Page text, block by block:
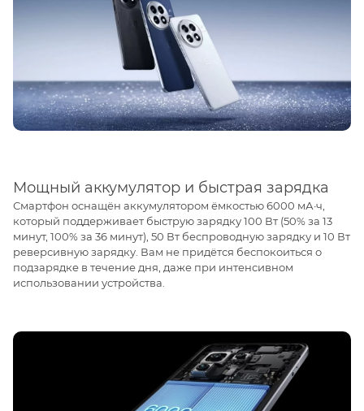
Мощный аккумулятор и быстрая зарядка
Смартфон оснащён аккумулятором ёмкостью 6000 мА·ч,
который поддерживает быструю зарядку 100 Вт (50% за 13
минут, 100% за 36 минут), 50 Вт беспроводную зарядку и 10 Вт
реверсивную зарядку. Вам не придётся беспокоиться о
подзарядке в течение дня, даже при интенсивном
использовании устройства.